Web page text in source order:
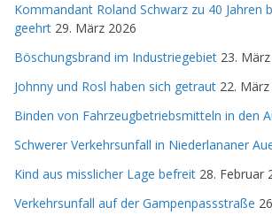
Kommandant Roland Schwarz zu 40 Jahren
geehrt 29. März 2026
Böschungsbrand im Industriegebiet 23.
Johnny und Rosl haben sich getraut 22.
Binden von Fahrzeugbetriebsmitteln in den
Schwerer Verkehrsunfall in Niederlananer
Kind aus misslicher Lage befreit 28. Februar
Verkehrsunfall auf der Gampenpassstraße